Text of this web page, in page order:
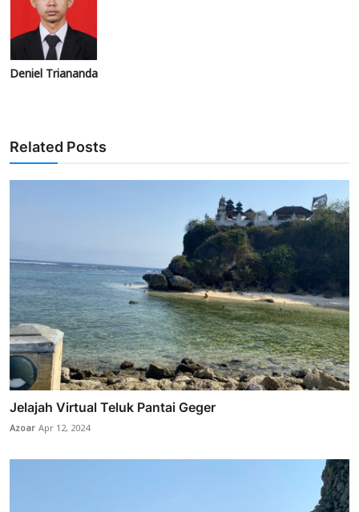
Deniel Triananda
Related Posts
Jelajah Virtual Teluk Pantai Geger
AzoarApr 12, 2024